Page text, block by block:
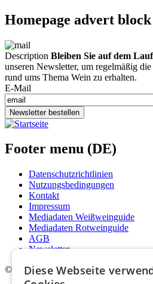
Homepage advert block
Description Bleiben Sie auf dem
unseren Newsletter, um regelmäßig
rund ums Thema Wein zu erhalten.
E-Mail
Newsletter bestellen
Footer menu (DE)
Datenschutzrichtlinien
Nutzungsbedingungen
Kontakt
Impressum
Mediadaten Weißweinguide
Mediadaten Rotweinguide
AGB
Newsletter
© 2026. Alle Rechte vorbehalten.
Diese Webseite